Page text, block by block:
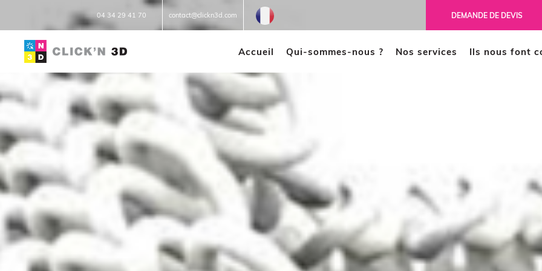
DEMANDE DE DEVIS
04 34 29 41 70 contact@clickn3d.com
Accueil Qui-sommes-nous ? Nos services
IMPRESSIONS 3D
Réparation 3D
Prototypage
Petites et moyennes séries
Impression à la demande ou
sur mesure
Ils nous font
French